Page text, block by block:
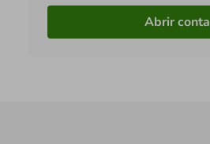
Abrir conta